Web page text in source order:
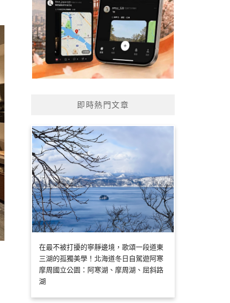
即時熱門文章
在最不被打擾的寧靜邊境，歌頌一段道東
三湖的孤獨美學！北海道冬日自駕遊阿寒
摩周國立公園：阿寒湖、摩周湖、屈斜路
湖